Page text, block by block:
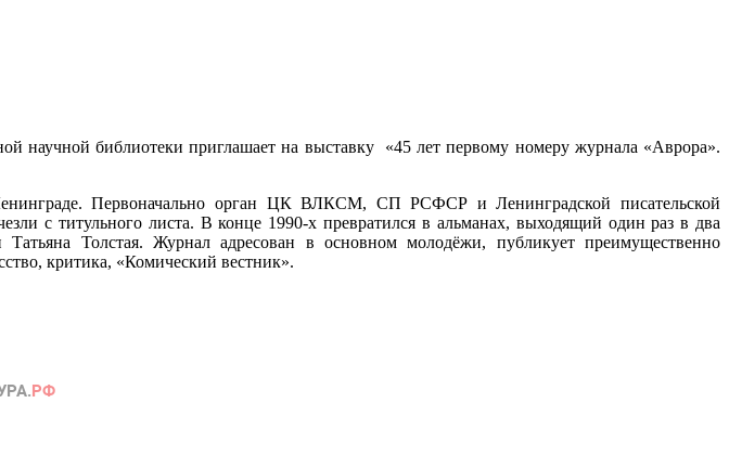
научной библиотеки приглашает на выставку «45 лет первому номеру журнала «Аврора».
Первоначально орган ЦК ВЛКСМ, СП РСФСР и Ленинградской писательской
с титульного листа. В конце 1990-х превратился в альманах, выходящий один раз в два
Толстая. Журнал адресован в основном молодёжи, публикует преимущественно
критика, «Комический вестник».